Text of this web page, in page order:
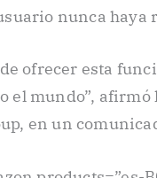
nunca haya
ofrecer esta
el mundo”,
en un